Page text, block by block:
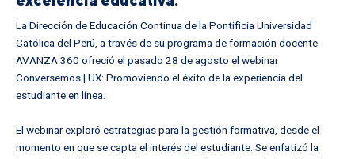
La Dirección de Educación Continua de la Pontificia Universidad
Católica del Perú, a través de su programa de formación docente
AVANZA 360 ofreció el pasado 28 de agosto el webinar
Conversemos | UX: Promoviendo el éxito de la experiencia del
estudiante en línea.
El webinar exploró estrategias para la gestión formativa, desde el
momento en que se capta el interés del estudiante. Se enfatizó la